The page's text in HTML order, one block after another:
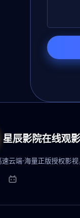
星辰影院在线观影
速云端·海量正版授权影